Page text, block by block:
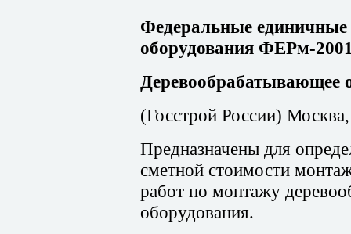
Федеральные
оборудования ФЕРм-
Деревообрабатывающее
(Госстрой России)
Предназначены для
сметной стоимости
работ по монтажу
оборудования.